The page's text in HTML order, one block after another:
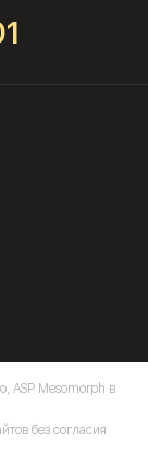
ASP Mesomorph в
без согласия